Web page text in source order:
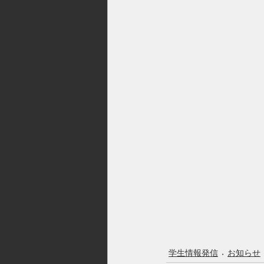
学生情報発信 お知らせ